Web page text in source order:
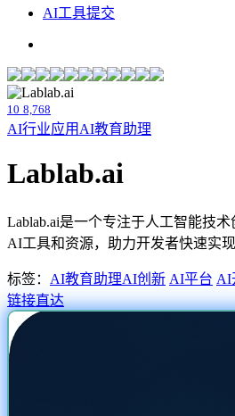
AI工具提交
10 8,768
AI行业应用 AI教育助理
Lablab.ai
Lablab.ai是一个专注于人工智能技
AI工具和资源，助力开发者快速实现
标签： AI教育助理AI创新 AI平台 AI
链接直达